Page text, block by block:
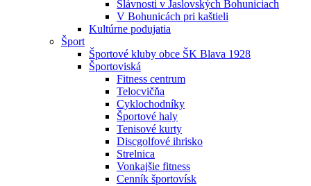
Slávnosti v Jaslovských Bohuniciach
V Bohunicách pri kaštieli
Kultúrne podujatia
Šport
Športové kluby obce ŠK Blava 1928
Športoviská
Fitness centrum
Telocvičňa
Cyklochodníky
Športové haly
Tenisové kurty
Discgolfové ihrisko
Strelnica
Vonkajšie fitness
Cenník športovísk